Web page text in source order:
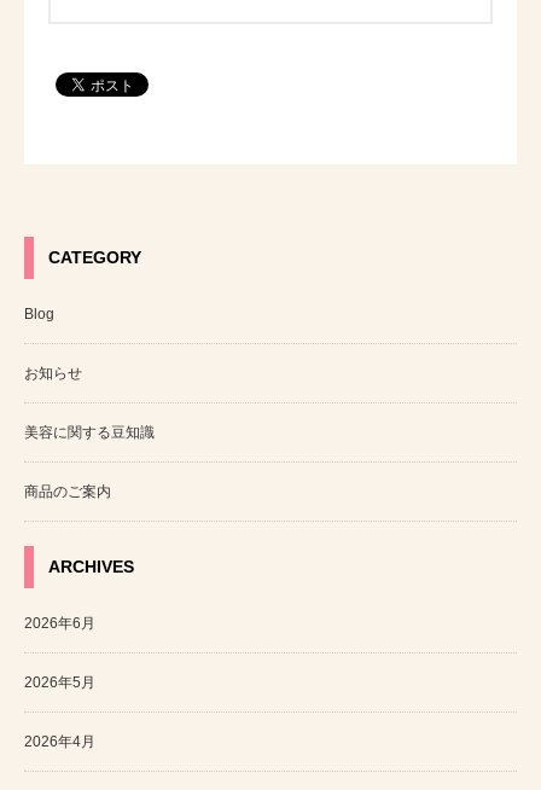
CATEGORY
Blog
お知らせ
美容に関する豆知識
商品のご案内
ARCHIVES
2026年6月
2026年5月
2026年4月